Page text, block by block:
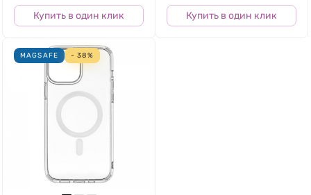
Купить в один клик Купить в один клик
MAGSAFE - 38%